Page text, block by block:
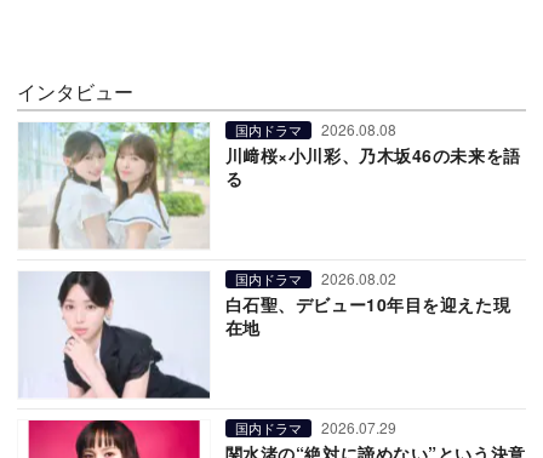
インタビュー
国内ドラマ 2026.08.08
川﨑桜×小川彩、乃木坂46の未来を語
る
国内ドラマ 2026.08.02
白石聖、デビュー10年目を迎えた現
在地
国内ドラマ 2026.07.29
関水渚の“絶対に諦めない”という決意